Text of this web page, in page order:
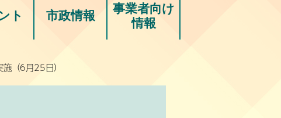
ト 市政情報
事業者向け
情報
（6月25日）